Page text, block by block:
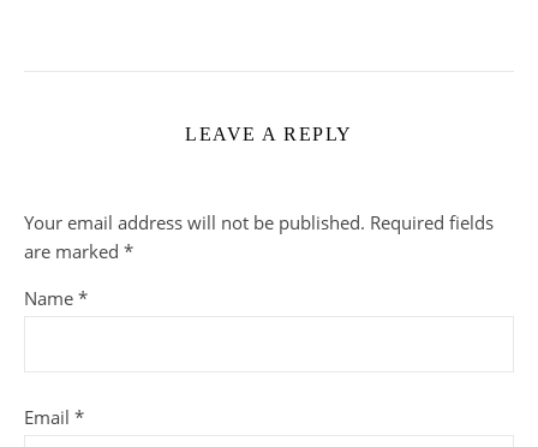
LEAVE A REPLY
Your email address will not be published. Required fields
are marked *
Name *
Email *